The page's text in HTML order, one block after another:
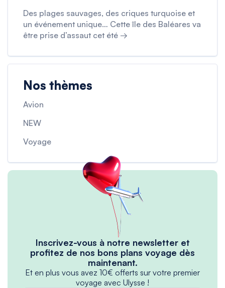
Des plages sauvages, des criques turquoise et
un événement unique… Cette île des Baléares va
être prise d’assaut cet été →
Nos thèmes
Avion
NEW
Voyage
Inscrivez-vous à notre newsletter et
profitez de nos bons plans voyage dès
maintenant.
Et en plus vous avez 10€ offerts sur votre premier
voyage avec Ulysse !